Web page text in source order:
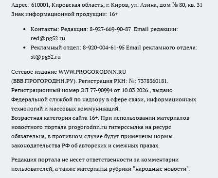
Адрес: 610001, Кировская область, г. Киров, ул. Азина, дом № 80, кв. 31
Знак информационной продукции: 16+
Контакты: Редакция: 8-927-669-90-87 Email редакции:
red@pg52.ru
Рекламный отдел: 8-920-004-61-95 Email рекламного отдела:
st@pg52.ru
Сетевое издание WWW.PROGORODNN.RU
(ВВВ.ПРОГОРОДНН.РУ). Регистрация РКН: №: 7378360181.
Регистрационный номер ЭЛ 77-90994 от 10.03.2026., выдано
Федеральной службой по надзору в сфере связи, информационных
технологий и массовых коммуникаций.
Возрастная категория сайта 16+. При использовании материалов
новостного портала progorodnn.ru гиперссылка на ресурс
обязательна, в противном случае будут применены нормы
законодательства РФ об авторских и смежных правах.
Редакция портала не несет ответственности за комментарии
пользователей, а также материалы рубрики "народные новости".